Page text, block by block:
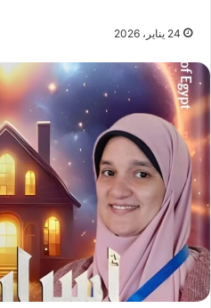
24 يناير، 2026